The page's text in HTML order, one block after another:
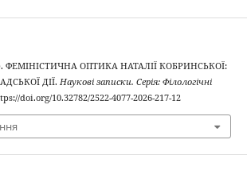
ФЕМІНІСТИЧНА ОПТИКА НАТАЛІЇ КОБРИНСЬКОЇ:
ДІЇ. Наукові записки. Серія: Філологічні
doi.org/10.32782/2522-4077-2026-217-12